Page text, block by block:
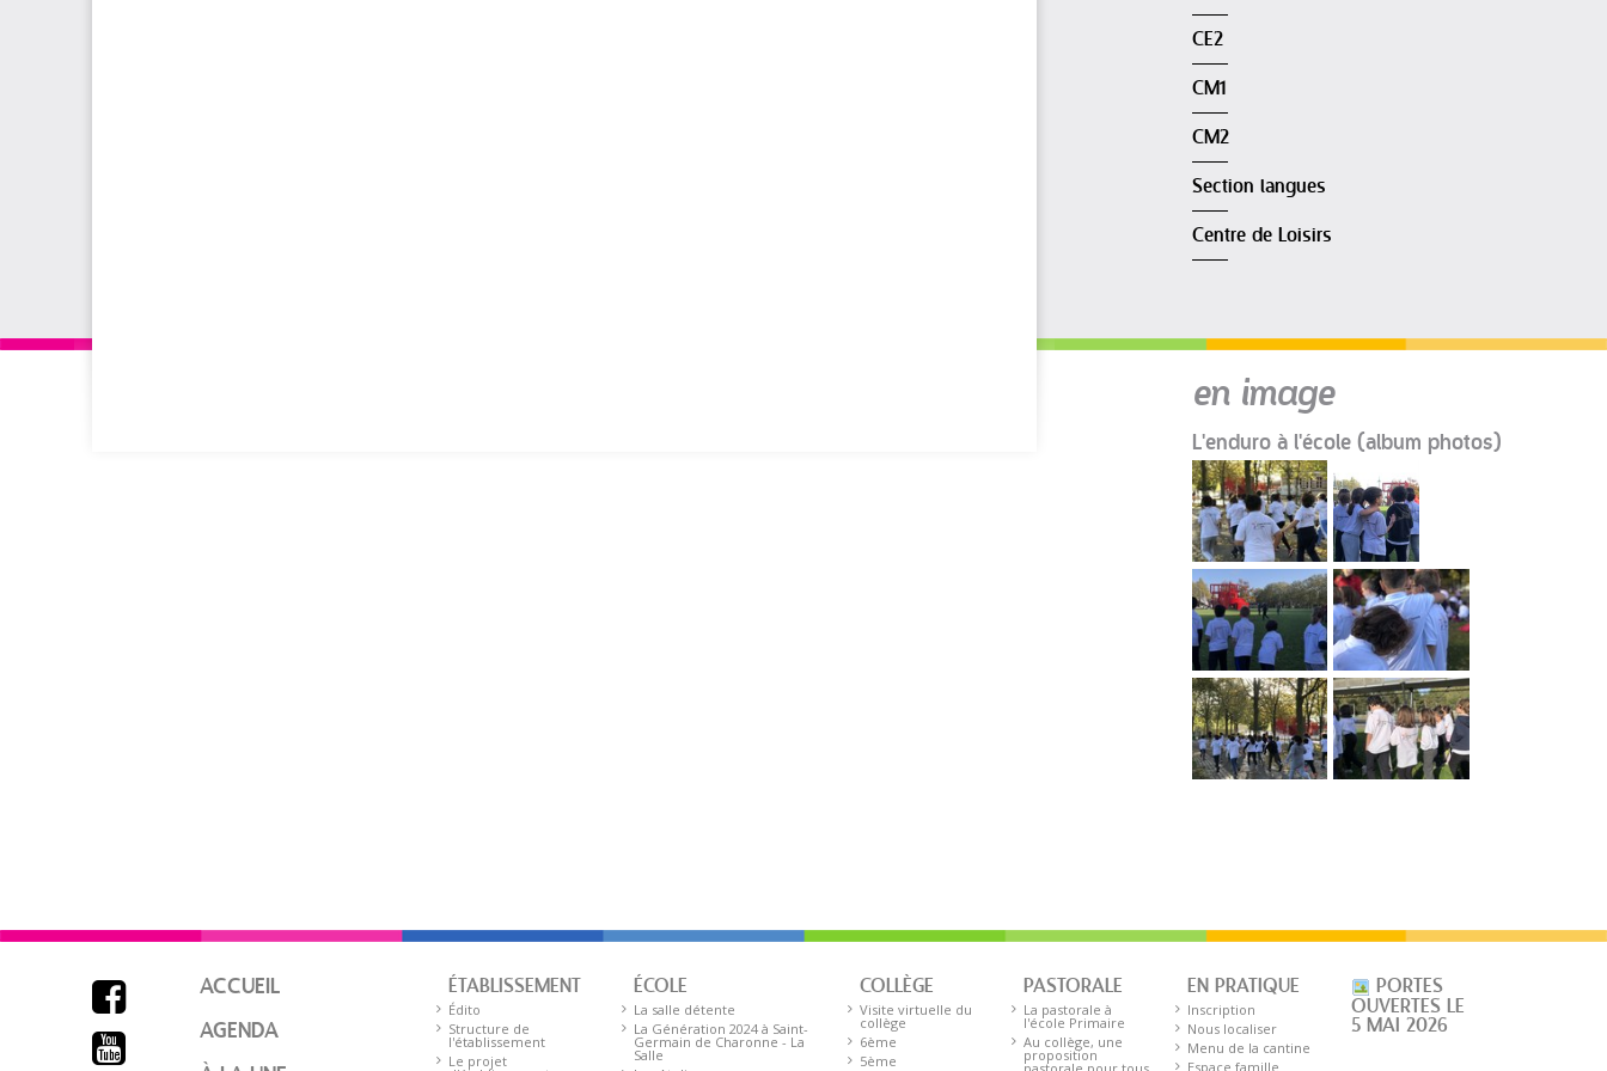
CE2
CM1
CM2
Section langues
Centre de Loisirs
en image
L'enduro à l'école (album photos)


ACCUEIL
AGENDA
ÉTABLISSEMENT
Édito
Structure de
l'établissement
Le projet
ÉCOLE
La salle détente
La Génération 2024 à Saint-
Germain de Charonne - La
Salle
COLLÈGE
Visite virtuelle du
collège
6ème
5ème
PASTORALE
La pastorale à
l'école Primaire
Au collège, une
proposition
EN PRATIQUE
Inscription
Nous localiser
Menu de la cantine
Espace famille
PORTES
OUVERTES LE
5 MAI 2026